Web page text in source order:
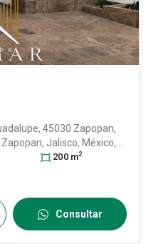
45030 Zapopan,
Zapopan, Jalisco, México,
200 m2
Consultar